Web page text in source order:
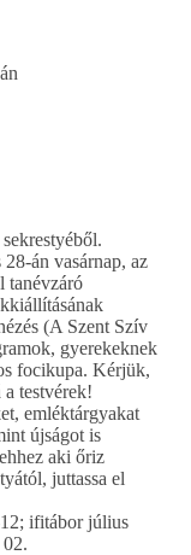
án vasárnap, az
tanévzáró
(A Szent Szív
gyerekeknek
focikupa. Kérjük,
testvérek!
emléktárgyakat
újságot is
aki őriz
juttassa el
ifitábor július